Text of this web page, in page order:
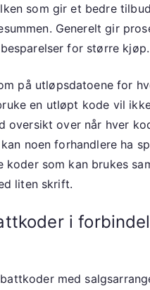
som gir et bedre
Generelt gir
for større kjøp.
på utløpsdatoene for
en utløpt kode vil
oversikt over når hver
noen forhandlere ha
koder som kan brukes
liten skrift.
i
med